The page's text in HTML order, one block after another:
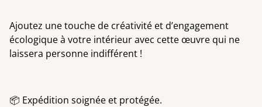
Ajoutez une touche de créativité et d’engagement
écologique à votre intérieur avec cette œuvre qui ne
laissera personne indifférent !
📦 Expédition soignée et protégée.